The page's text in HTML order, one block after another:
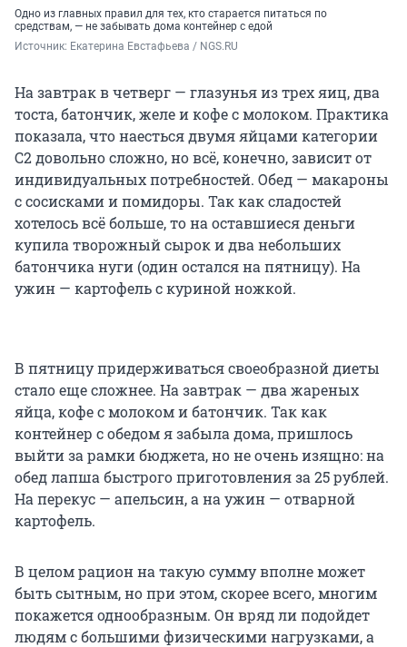
Одно из главных правил для тех, кто старается питаться по
средствам, — не забывать дома контейнер с едой
Источник: Екатерина Евстафьева / NGS.RU
На завтрак в четверг — глазунья из трех яиц, два
тоста, батончик, желе и кофе с молоком. Практика
показала, что наесться двумя яйцами категории
С2 довольно сложно, но всё, конечно, зависит от
индивидуальных потребностей. Обед — макароны
с сосисками и помидоры. Так как сладостей
хотелось всё больше, то на оставшиеся деньги
купила творожный сырок и два небольших
батончика нуги (один остался на пятницу). На
ужин — картофель с куриной ножкой.
В пятницу придерживаться своеобразной диеты
стало еще сложнее. На завтрак — два жареных
яйца, кофе с молоком и батончик. Так как
контейнер с обедом я забыла дома, пришлось
выйти за рамки бюджета, но не очень изящно: на
обед лапша быстрого приготовления за 25 рублей.
На перекус — апельсин, а на ужин — отварной
картофель.
В целом рацион на такую сумму вполне может
быть сытным, но при этом, скорее всего, многим
покажется однообразным. Он вряд ли подойдет
людям с большими физическими нагрузками, а